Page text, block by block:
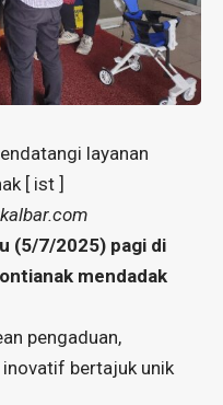
layanan
[ ist ]
(5/7/2025) pagi di
mendadak
pengaduan,
inovatif bertajuk unik